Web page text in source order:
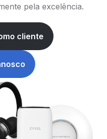
pela excelência.
cliente